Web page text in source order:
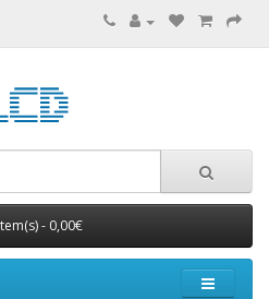
- 0,00€